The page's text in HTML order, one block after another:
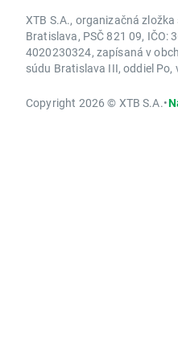
XTB S.A., organizačná
Bratislava, PSČ 821 09, IČO:
4020230324, zapísaná v
súdu Bratislava III, oddiel
Copyright 2026 © XTB S.A.•